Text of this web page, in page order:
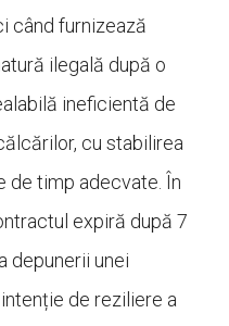
când furnizează
ilegală după o
ineficientă de
cu stabilirea
de timp adecvate. În
expiră după 7
depunerii unei
de reziliere a